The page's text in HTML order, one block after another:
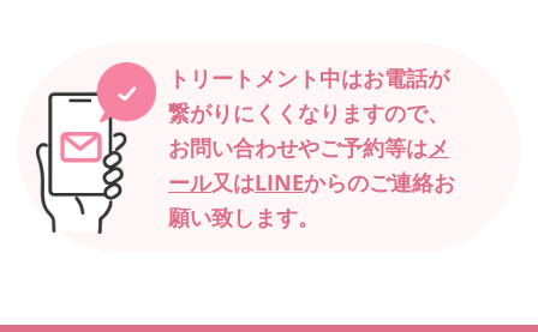
トリートメント中はお電話が
繋がりにくくなりますので、
お問い合わせやご予約等はメ
ール又はLINEからのご連絡お
願い致します。